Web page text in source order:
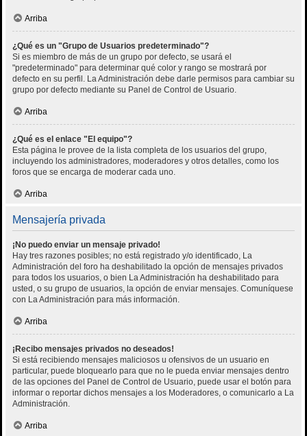
Arriba
¿Qué es un "Grupo de Usuarios predeterminado"?
Si es miembro de más de un grupo por defecto, se usará el
"predeterminado" para determinar qué color y rango se mostrará por
defecto en su perfil. La Administración debe darle permisos para cambiar su
grupo por defecto mediante su Panel de Control de Usuario.
Arriba
¿Qué es el enlace "El equipo"?
Esta página le provee de la lista completa de los usuarios del grupo,
incluyendo los administradores, moderadores y otros detalles, como los
foros que se encarga de moderar cada uno.
Arriba
Mensajería privada
¡No puedo enviar un mensaje privado!
Hay tres razones posibles; no está registrado y/o identificado, La
Administración del foro ha deshabilitado la opción de mensajes privados
para todos los usuarios, o bien La Administración ha deshabilitado para
usted, o su grupo de usuarios, la opción de enviar mensajes. Comuníquese
con La Administración para más información.
Arriba
¡Recibo mensajes privados no deseados!
Si está recibiendo mensajes maliciosos u ofensivos de un usuario en
particular, puede bloquearlo para que no le pueda enviar mensajes dentro
de las opciones del Panel de Control de Usuario, puede usar el botón para
informar o reportar dichos mensajes a los Moderadores, o comunicarlo a La
Administración.
Arriba